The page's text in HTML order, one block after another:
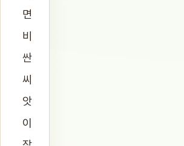
면
비
싼
씨
앗
이